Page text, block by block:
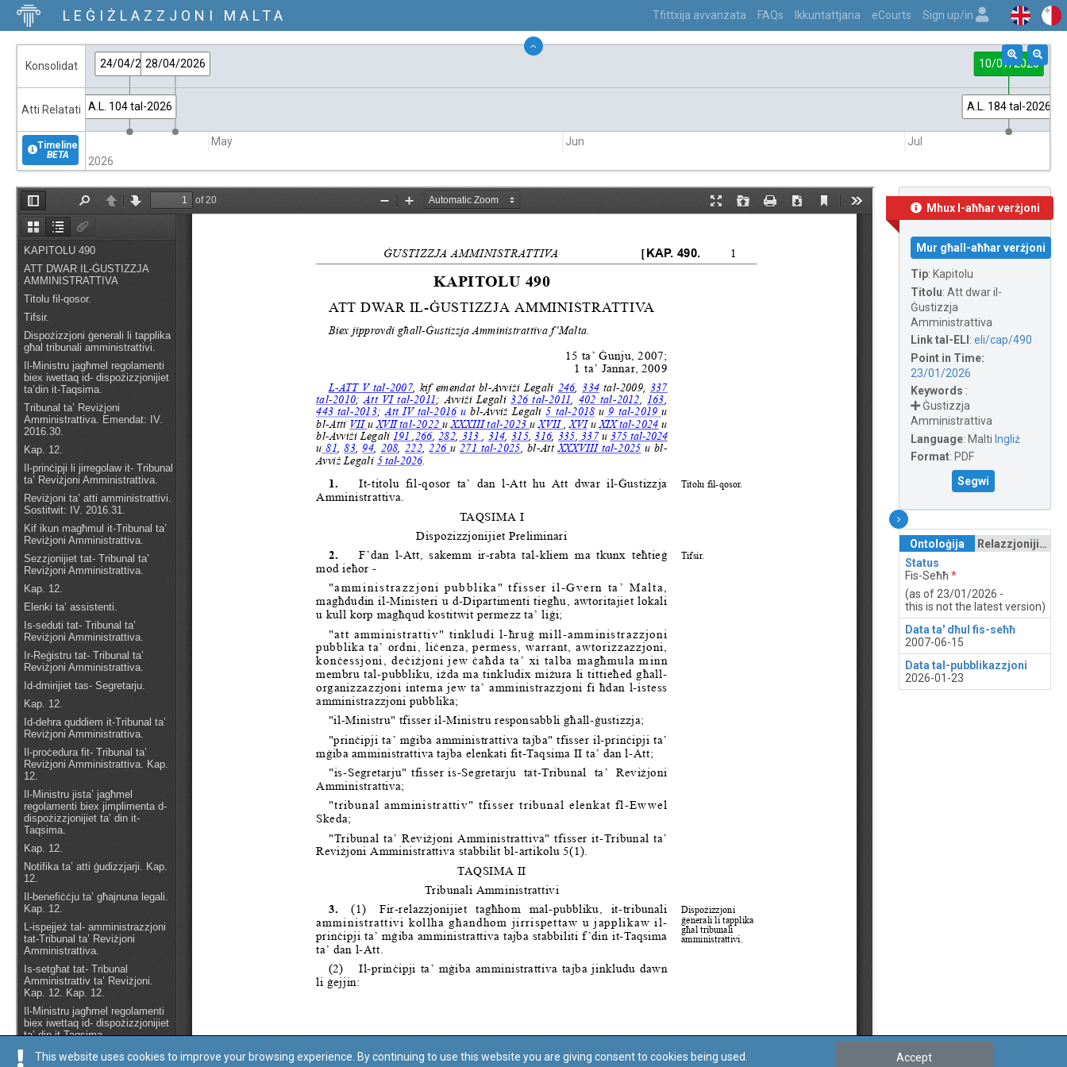
LEĠIŻLAZZJONI MALTA Tfittxija avvanzata FAQs Ikkuntattjana eCourts Sign up/in
Timeline
BETA
24/04/202628/04/2026 10/07/2026
A.L. 104 tal-2026 A.L. 184 tal-2026
Konsolidat
Atti Relatati
May Jun
Jul
2026
Mhux l-aħħar verżjoni
Mur għall-aħħar verżjoni
Tip: Kapitolu
Titolu: Att dwar il-
Ġustizzja
Amministrattiva
Link tal-ELI : eli/cap/490
Point in Time:
23/01/2026
Keywords :
Ġustizzja
Amministrattiva
Language: Malti Ingliż
Format: PDF
Segwi
Ontoloġija
Relazzjonijiet
Status
Fis-Seħħ *
(as of 23/01/2026 -
this is not the latest version)
Data ta' dħul fis-seħħ
2007-06-15
Data tal-pubblikazzjoni
2026-01-23
This website uses cookies to improve your browsing experience. By continuing to use this website you are giving consent to cookies being used. Accept